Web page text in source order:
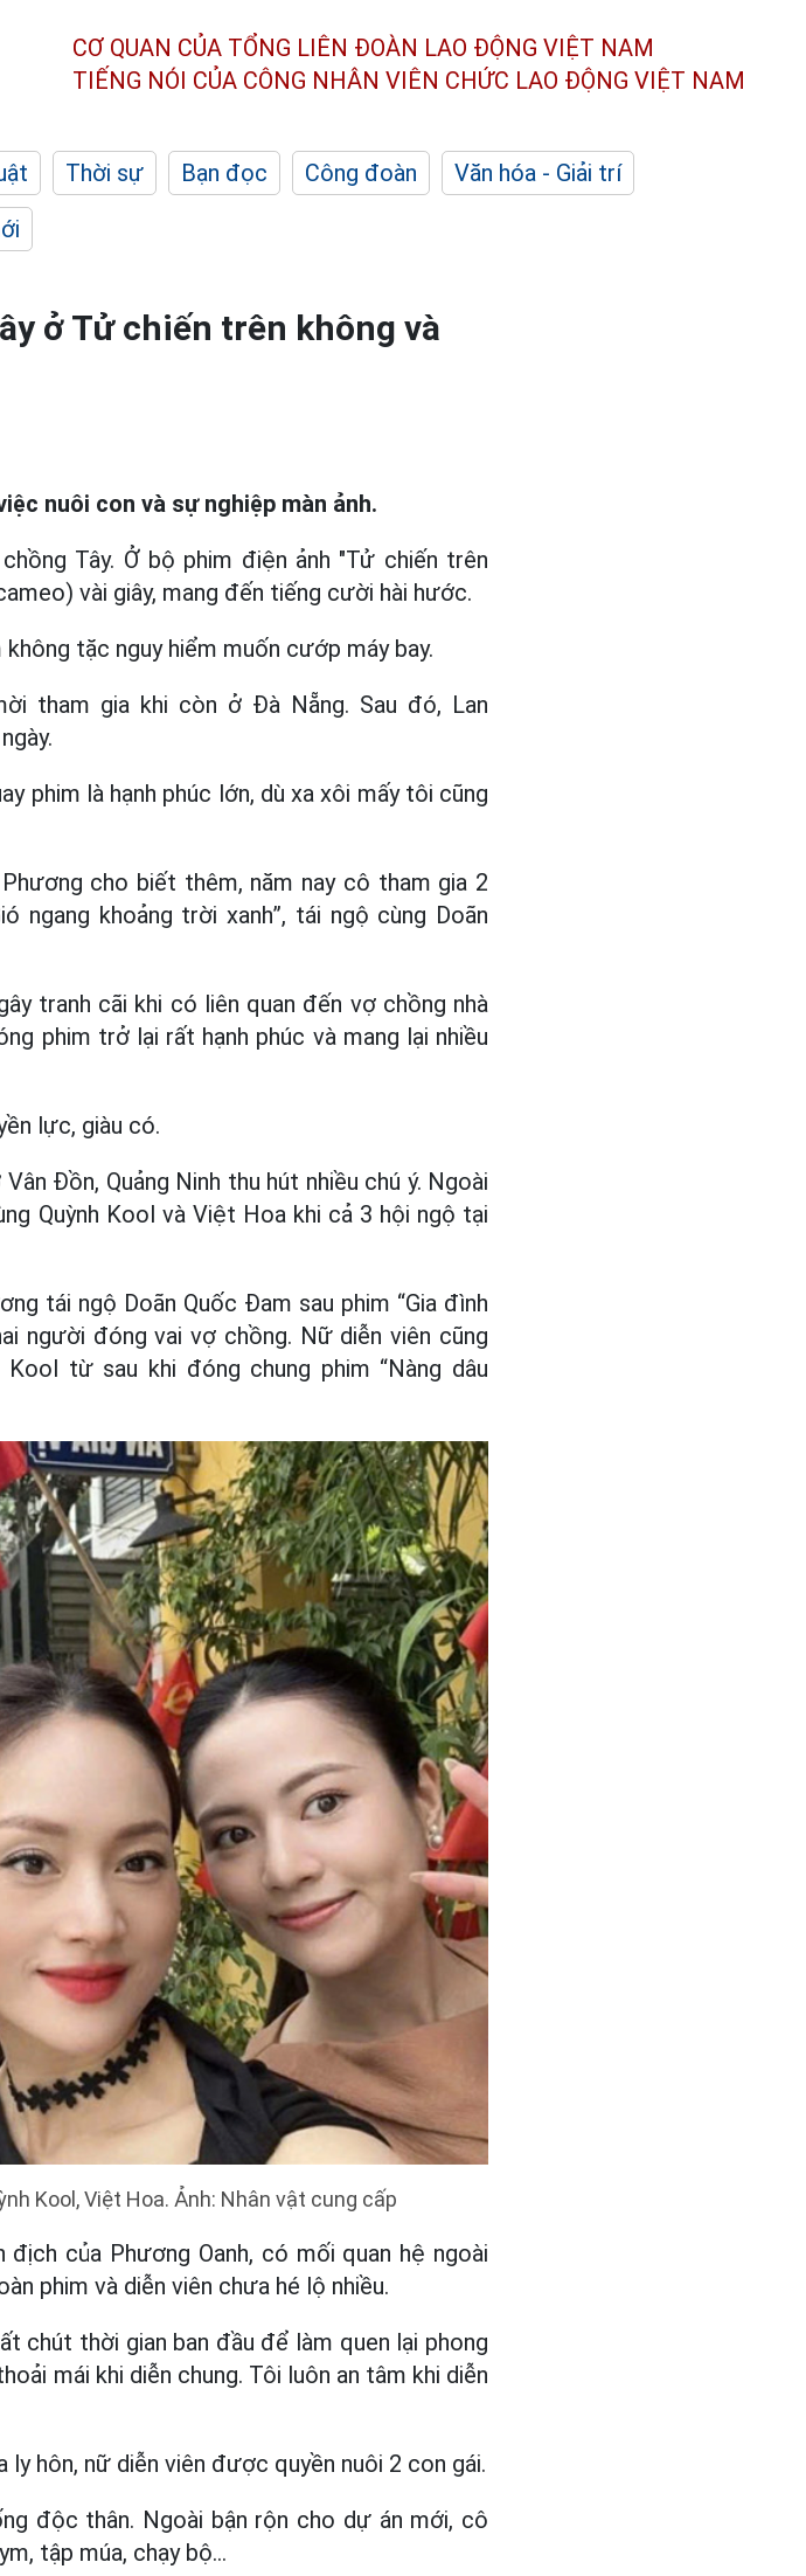
CƠ QUAN CỦA TỔNG LIÊN ĐOÀN LAO ĐỘNG VIỆT NAM
TIẾNG NÓI CỦA CÔNG NHÂN VIÊN CHỨC LAO ĐỘNG VIỆT NAM
Thời sự Bạn đọc Công đoàn
Văn hóa - Giải trí
ở Tử chiến trên không và
nuôi con và sự nghiệp màn ảnh.
Tây. Ở bộ phim điện ảnh "Tử chiến trên
vài giây, mang đến tiếng cười hài hước.
tặc nguy hiểm muốn cướp máy bay.
tham gia khi còn ở Đà Nẵng. Sau đó, Lan
phim là hạnh phúc lớn, dù xa xôi mấy tôi cũng
cho biết thêm, năm nay cô tham gia 2
ngang khoảng trời xanh”, tái ngộ cùng Doãn
tranh cãi khi có liên quan đến vợ chồng nhà
phim trở lại rất hạnh phúc và mang lại nhiều
lực, giàu có.
Đồn, Quảng Ninh thu hút nhiều chú ý. Ngoài
Quỳnh Kool và Việt Hoa khi cả 3 hội ngộ tại
tái ngộ Doãn Quốc Đam sau phim “Gia đình
người đóng vai vợ chồng. Nữ diễn viên cũng
từ sau khi đóng chung phim “Nàng dâu
Kool, Việt Hoa. Ảnh: Nhân vật cung cấp
của Phương Oanh, có mối quan hệ ngoài
phim và diễn viên chưa hé lộ nhiều.
chút thời gian ban đầu để làm quen lại phong
mái khi diễn chung. Tôi luôn an tâm khi diễn
hôn, nữ diễn viên được quyền nuôi 2 con gái.
độc thân. Ngoài bận rộn cho dự án mới, cô
tập múa, chạy bộ…